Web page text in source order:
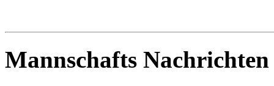
Mannschafts Nachrichten